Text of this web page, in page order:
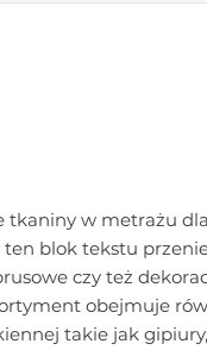
tkaniny w metrażu
ten blok tekstu
czy też
obejmuje
takie jak